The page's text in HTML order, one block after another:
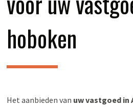
hoboken
Het aanbieden van uwvastgoed in